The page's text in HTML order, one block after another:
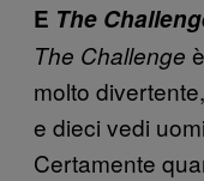
E The
The Challenge
molto
e dieci vedi
Certamente